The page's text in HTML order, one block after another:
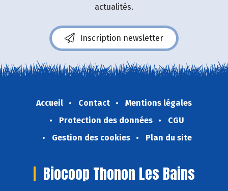
actualités.
Inscription newsletter
Accueil Contact
Mentions légales
Protection des données
CGU
Gestion des cookies
Plan du site
Biocoop Thonon Les Bains